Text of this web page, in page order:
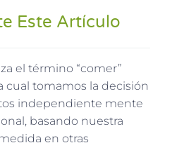
Este Artículo
el término “comer”
cual tomamos la decisión
independiente mente
basando nuestra
en otras